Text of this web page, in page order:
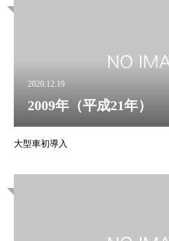
2020.12.19
2009年（平成21年）
大型車初導入